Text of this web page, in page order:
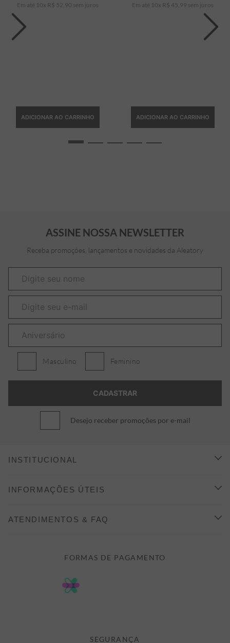
Em até 10 x R$ 52 90 sem juros
ADICIONAR AO CARRINHO
Em até 10 x R$ 45 99 sem juros
ADICIONAR AO CARRINHO
ASSINE NOSSA NEWSLETTER
Receba promoções, lançamentos e novidades da Aleatory
Masculino Feminino
Desejo receber promoções por e-mail
INSTITUCIONAL
CONHEÇA A ALEATORY
INFORMAÇÕES ÚTEIS
FORMAS DE PAGAMENTO
POLÍTICA DE PRIVACIDADE
ATENDIMENTOS & FAQ
ATENDIMENTO@ALEATORYSTORE.COM.BR
FORMAS DE PAGAMENTO
SEGURANÇA